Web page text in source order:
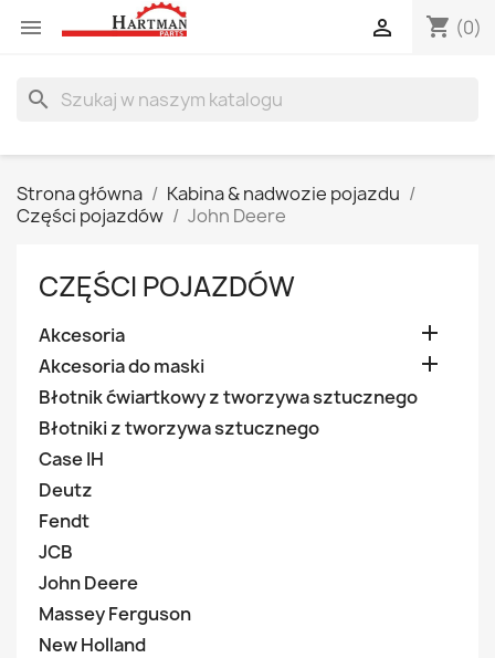
 shopping_cart (0)

search
Strona główna
Kabina & nadwozie pojazdu
Części pojazdów
John Deere
CZĘŚCI POJAZDÓW
Akcesoria 
Akcesoria do maski 
Błotnik ćwiartkowy z tworzywa sztucznego
Błotniki z tworzywa sztucznego
Case IH
Deutz
Fendt
JCB
John Deere
Massey Ferguson
New Holland